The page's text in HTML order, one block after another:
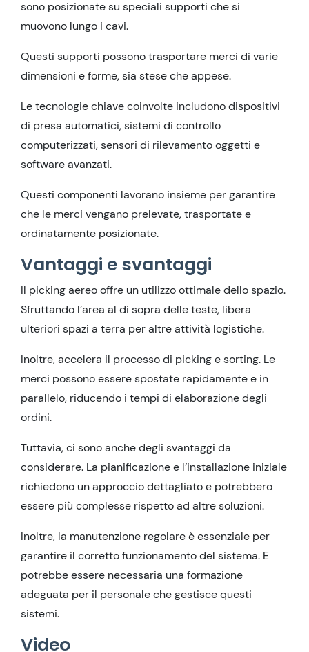
sono posizionate su speciali supporti che si
muovono lungo i cavi.
Questi supporti possono trasportare merci di varie
dimensioni e forme, sia stese che appese.
Le tecnologie chiave coinvolte includono dispositivi
di presa automatici, sistemi di controllo
computerizzati, sensori di rilevamento oggetti e
software avanzati.
Questi componenti lavorano insieme per garantire
che le merci vengano prelevate, trasportate e
ordinatamente posizionate.
Vantaggi e svantaggi
Il picking aereo offre un utilizzo ottimale dello spazio.
Sfruttando l’area al di sopra delle teste, libera
ulteriori spazi a terra per altre attività logistiche.
Inoltre, accelera il processo di picking e sorting. Le
merci possono essere spostate rapidamente e in
parallelo, riducendo i tempi di elaborazione degli
ordini.
Tuttavia, ci sono anche degli svantaggi da
considerare. La pianificazione e l’installazione iniziale
richiedono un approccio dettagliato e potrebbero
essere più complesse rispetto ad altre soluzioni.
Inoltre, la manutenzione regolare è essenziale per
garantire il corretto funzionamento del sistema. E
potrebbe essere necessaria una formazione
adeguata per il personale che gestisce questi
sistemi.
Video